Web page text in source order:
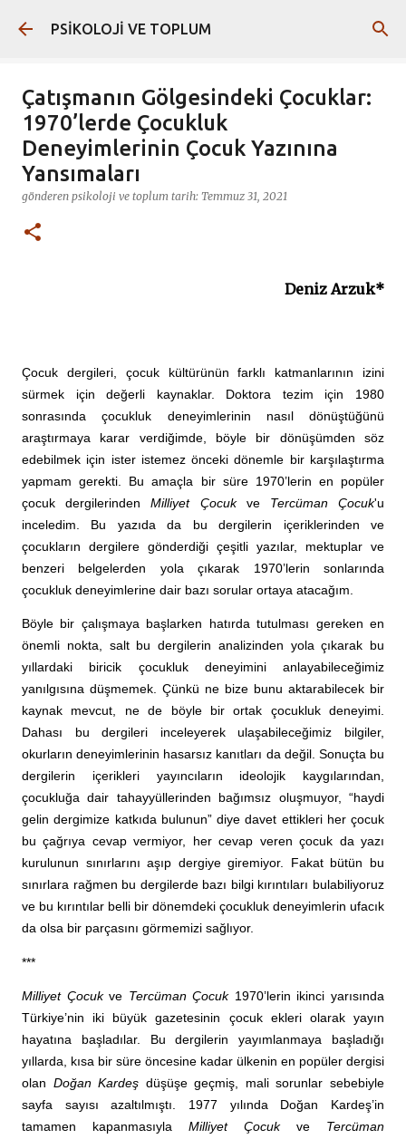
Ana içeriğe atla
PSİKOLOJİ VE TOPLUM
Çatışmanın Gölgesindeki Çocuklar:
1970’lerde Çocukluk
Deneyimlerinin Çocuk Yazınına
Yansımaları
gönderen psikoloji ve toplum tarih: Temmuz 31, 2021
Deniz Arzuk*
Çocuk dergileri, çocuk kültürünün farklı katmanlarının izini
sürmek için değerli kaynaklar. Doktora tezim için 1980
sonrasında çocukluk deneyimlerinin nasıl dönüştüğünü
araştırmaya karar verdiğimde, böyle bir dönüşümden söz
edebilmek için ister istemez önceki dönemle bir karşılaştırma
yapmam gerekti. Bu amaçla bir süre 1970’lerin en popüler
çocuk dergilerindenMilliyet Çocukve Tercüman Çocuk'u
inceledim. Bu yazıda da bu dergilerin içeriklerinden ve
çocukların dergilere gönderdiği çeşitli yazılar, mektuplar ve
benzeri belgelerden yola çıkarak 1970’lerin sonlarında
çocukluk deneyimlerine dair bazı sorular ortaya atacağım.
Böyle bir çalışmaya başlarken hatırda tutulması gereken en
önemli nokta, salt bu dergilerin analizinden yola çıkarak bu
yıllardaki biricik çocukluk deneyimini anlayabileceğimiz
yanılgısına düşmemek. Çünkü ne bize bunu aktarabilecek bir
kaynak mevcut, ne de böyle bir ortak çocukluk deneyimi.
Dahası bu dergileri inceleyerek ulaşabileceğimiz bilgiler,
okurların deneyimlerinin hasarsız kanıtları da değil. Sonuçta bu
dergilerin içerikleri yayıncıların ideolojik kaygılarından,
çocukluğa dair tahayyüllerinden bağımsız oluşmuyor, “haydi
gelin dergimize katkıda bulunun” diye davet ettikleri her çocuk
bu çağrıya cevap vermiyor, her cevap veren çocuk da yazı
kurulunun sınırlarını aşıp dergiye giremiyor. Fakat bütün bu
sınırlara rağmen bu dergilerde bazı bilgi kırıntıları bulabiliyoruz
ve bu kırıntılar belli bir dönemdeki çocukluk deneyimlerin ufacık
da olsa bir parçasını görmemizi sağlıyor.
***
Milliyet Çocukve Tercüman Çocuk1970’lerin ikinci yarısında
Türkiye’nin iki büyük gazetesinin çocuk ekleri olarak yayın
hayatına başladılar. Bu dergilerin yayımlanmaya başladığı
yıllarda, kısa bir süre öncesine kadar ülkenin en popüler dergisi
olan Doğan Kardeş düşüşe geçmiş, mali sorunlar sebebiyle
sayfa sayısı azaltılmıştı. 1977 yılında Doğan Kardeş’in
tamamen kapanmasıyla Milliyet Çocukve Tercüman